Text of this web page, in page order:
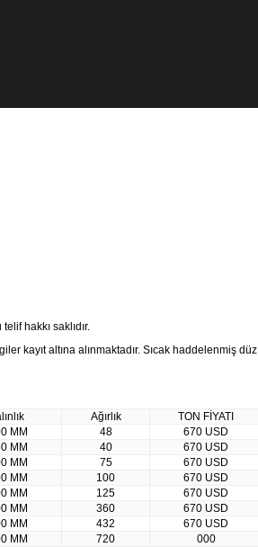
hakkı saklıdır.
kayıt altına alınmaktadır. Sıcak haddelenmiş düz
Ağırlık
TON FİYATI
MM 48
670 USD
MM 40
670 USD
MM 75
670 USD
MM 100
670 USD
MM 125
670 USD
MM 360
670 USD
MM 432
670 USD
MM 720
000